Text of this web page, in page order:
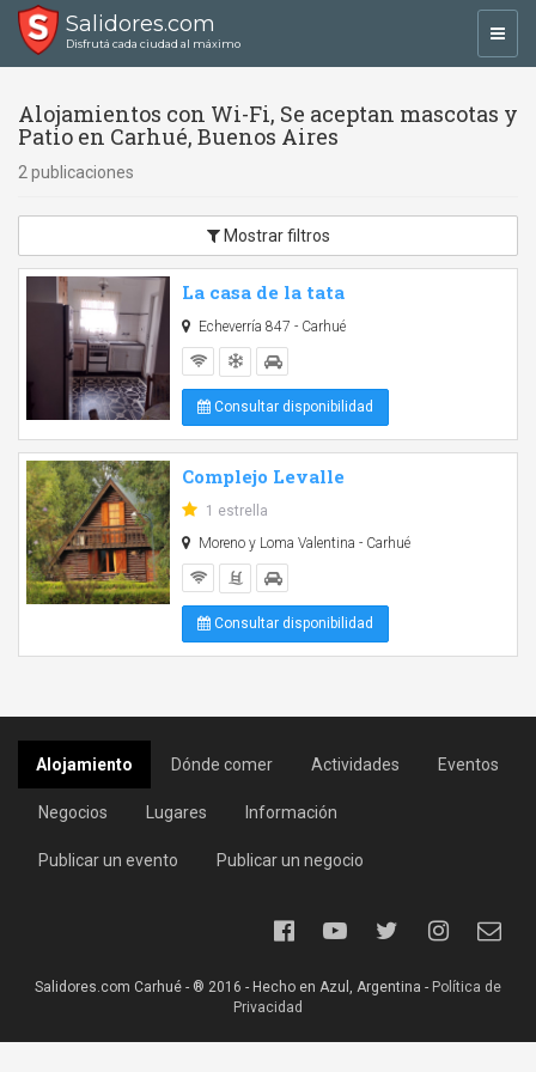
Salidores.com
Disfrutá cada ciudad al máximo
Alojamientos con Wi-Fi, Se aceptan mascotas y
Patio en Carhué, Buenos Aires
2 publicaciones
Mostrar filtros
La casa de la tata
Echeverría 847 - Carhué
Consultar disponibilidad
Complejo Levalle
1 estrella
Moreno y Loma Valentina - Carhué
Consultar disponibilidad
Alojamiento Dónde comer Actividades Eventos
Negocios Lugares Información
Publicar un evento Publicar un negocio
Salidores.com Carhué - ® 2016 - Hecho en Azul, Argentina - Política de
Privacidad